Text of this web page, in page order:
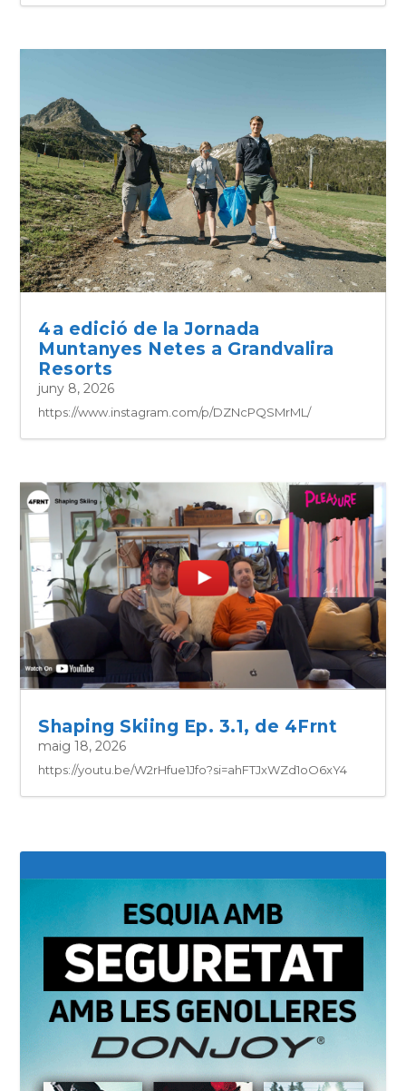
4a edició de la Jornada
Muntanyes Netes a Grandvalira
Resorts
juny 8, 2026
https://www.instagram.com/p/DZNcPQSMrML/
Shaping Skiing Ep. 3.1, de 4Frnt
maig 18, 2026
https://youtu.be/W2rHfue1Jfo?si=ahFTJxWZd1oO6xY4